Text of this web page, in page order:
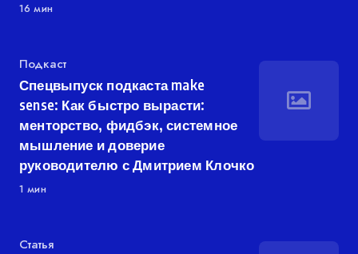
16 мин
Категория
Подкаст
Спецвыпуск подкаста make
sense: Как быстро вырасти:
менторство, фидбэк, системное
мышление и доверие
руководителю с Дмитрием Клочко
1 мин
Категория
Статья